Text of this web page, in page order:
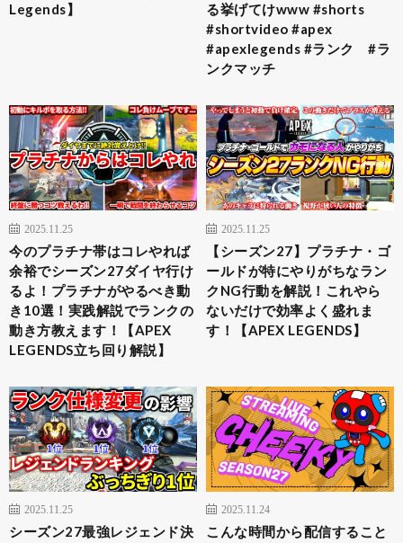
Legends】
る挙げてけwww #shorts
#shortvideo #apex
#apexlegends #ランク #ラ
ンクマッチ
2025.11.25
今のプラチナ帯はコレやれば
余裕でシーズン27ダイヤ行け
るよ！プラチナがやるべき動
き10選！実践解説でランクの
動き方教えます！【APEX
LEGENDS立ち回り解説】
2025.11.25
【シーズン27】プラチナ・ゴ
ールドが特にやりがちなラン
クNG行動を解説！これやら
ないだけで効率よく盛れま
す！【APEX LEGENDS】
2025.11.25
シーズン27最強レジェンド決
2025.11.24
こんな時間から配信すること